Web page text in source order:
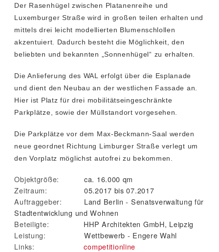
Der Rasenhügel zwischen Platanenreihe und
Luxemburger Straße wird in großen teilen erhalten und
mittels drei leicht modellierten Blumenschlollen
akzentuiert. Dadurch besteht die Möglichkeit, den
beliebten und bekannten „Sonnenhügel“ zu erhalten.
Die Anlieferung des WAL erfolgt über die Esplanade
und dient den Neubau an der westlichen Fassade an.
Hier ist Platz für drei mobilitätseingeschränkte
Parkplätze, sowie der Müllstandort vorgesehen.
Die Parkplätze vor dem Max-Beckmann-Saal werden
neue geordnet Richtung Limburger Straße verlegt um
den Vorplatz möglichst autofrei zu bekommen.
Objektgröße:
ca. 16.000 qm
Zeitraum:
05.2017 bis 07.2017
Auftraggeber:
Land Berlin - Senatsverwaltung für
Stadtentwicklung und Wohnen
Beteiligte:
HHP Architekten GmbH, Leipzig
Leistung:
Wettbewerb - Engere Wahl
Links:
competitionline